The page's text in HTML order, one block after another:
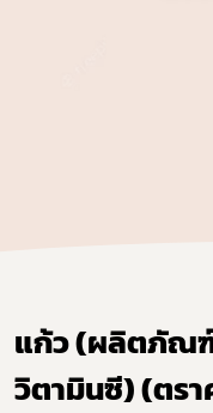
แก้ว (ผลิตภัณฑ์
วิตามินซี) (ตร